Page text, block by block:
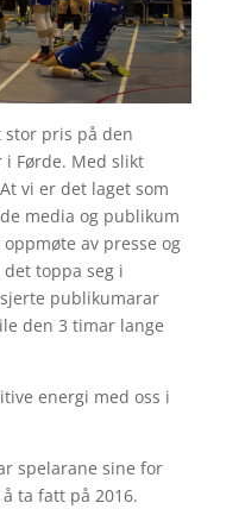
stor pris på den
Førde. Med slikt
vi er det laget som
media og publikum
av presse og
toppa seg i
publikumarar
den 3 timar lange
energi med oss i
spelarane sine for
ta fatt på 2016.